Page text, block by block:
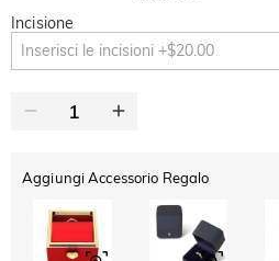
Incisione
Aggiungi Accessorio Regalo